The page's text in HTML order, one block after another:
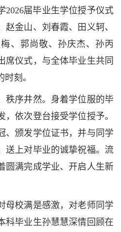
届毕业生学位授予仪式
金山、刘春霞、田义轲、
、郭尚敬、孙庆杰、孙丙
席仪式，与全体毕业生共同
刻。
序井然。身着学位服的毕
依次登台接受学位授予。
、颁发学位证书，并与同学
送上对毕业的诚挚祝福。流
圆满完成学业、开启人生新
校满是感激，对老师同学
科毕业生孙慧慧深情回顾在